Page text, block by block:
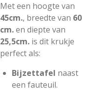
Met een hoogte van
45cm., breedte van 60
cm.en diepte van
25,5cm. is dit krukje
perfect als:
Bijzettafel naast
een fauteuil.